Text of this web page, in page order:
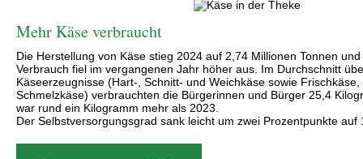
Mehr Käse verbraucht
Die Herstellung von Käse stieg 2024 auf 2,74 Millionen Tonnen
Verbrauch fiel im vergangenen Jahr höher aus. Im Durchschnitt
Käseerzeugnisse (Hart-, Schnitt- und Weichkäse sowie
Schmelzkäse) verbrauchten die Bürgerinnen und Bürger 25,4
war rund ein Kilogramm mehr als 2023.
Der Selbstversorgungsgrad sank leicht um zwei Prozentpunkte auf